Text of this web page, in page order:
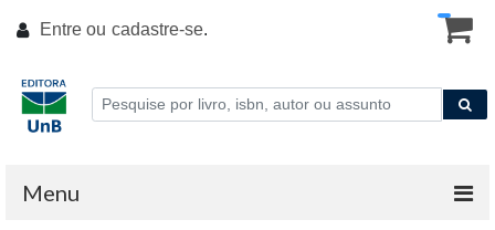
Entre ou cadastre-se.
Menu